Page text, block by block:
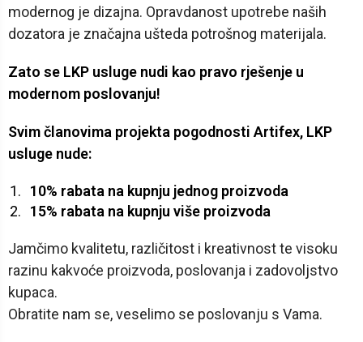
modernog je dizajna. Opravdanost upotrebe naših
dozatora je značajna ušteda potrošnog materijala.
Zato se LKP usluge nudi kao pravo rješenje u
modernom poslovanju!
Svim članovima projekta pogodnosti Artifex, LKP
usluge nude:
10% rabata na kupnju jednog proizvoda
15% rabata na kupnju više proizvoda
Jamčimo kvalitetu, različitost i kreativnost te visoku
razinu kakvoće proizvoda, poslovanja i zadovoljstvo
kupaca.
Obratite nam se, veselimo se poslovanju s Vama.